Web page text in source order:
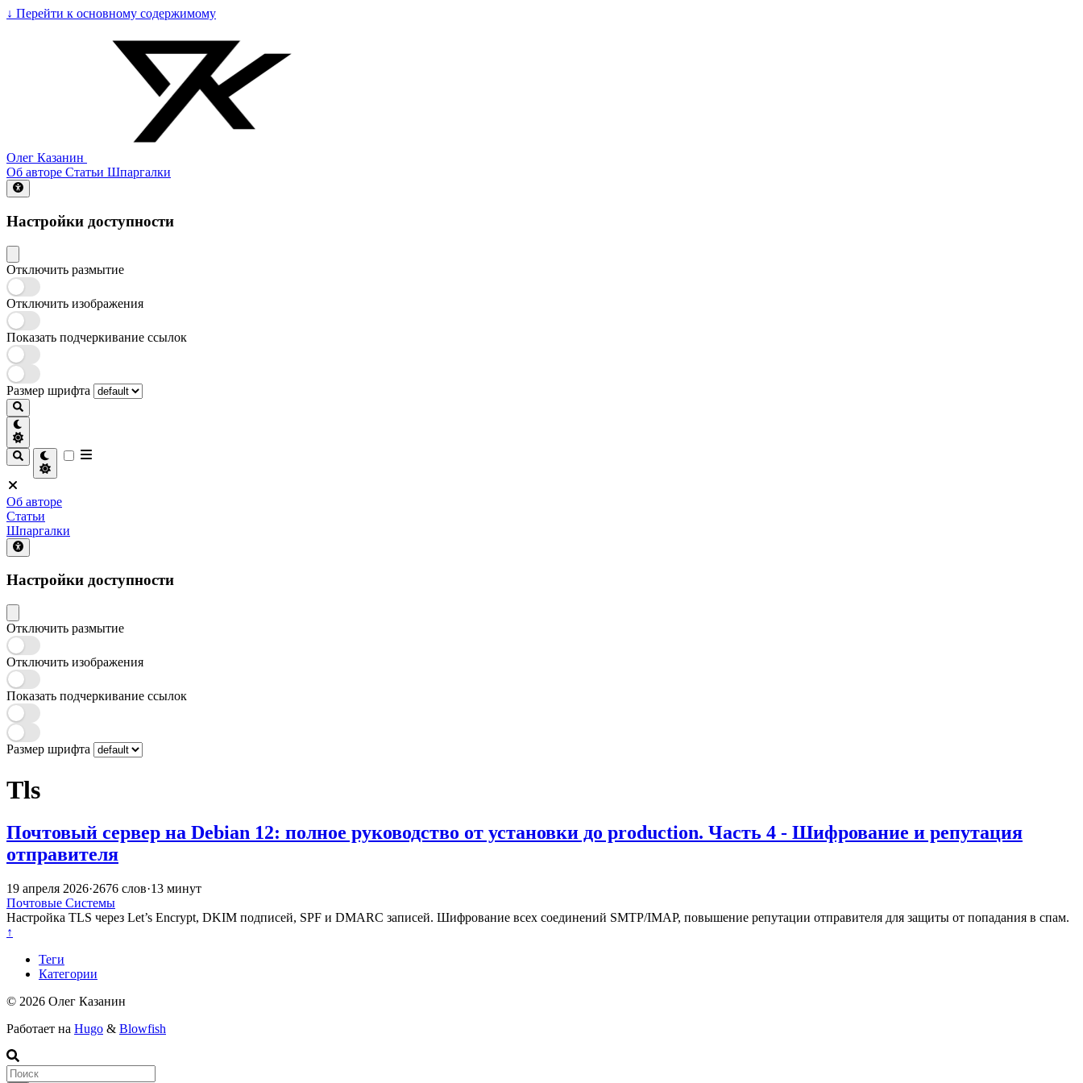
↓ Перейти к основному содержимому
Олег Казанин
Об авторе Статьи Шпаргалки
Настройки доступности
Отключить размытие
Отключить изображения
Показать подчеркивание ссылок
Размер шрифта
Об авторе
Статьи
Шпаргалки
Настройки доступности
Отключить размытие
Отключить изображения
Показать подчеркивание ссылок
Размер шрифта
Tls
Почтовый сервер на Debian 12: полное руководство от установки до production. Часть 4 - Шифрование и репутация
отправителя
19 апреля 2026·2676 слов·13 минут
Почтовые Системы
Настройка TLS через Let’s Encrypt, DKIM подписей, SPF и DMARC записей. Шифрование всех соединений SMTP/IMAP, повышение репутации отправителя для защиты от попадания в спам.
↑
Теги
Категории
© 2026 Олег Казанин
Работает на Hugo & Blowfish